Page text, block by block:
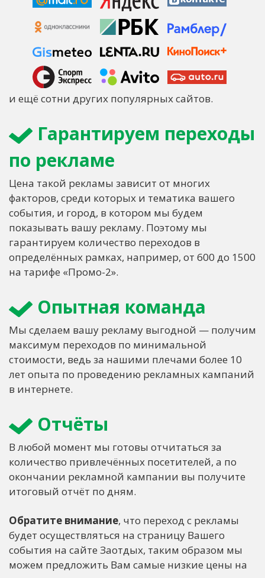
и ещё сотни других популярных сайтов.
Гарантируем переходы
по рекламе
Цена такой рекламы зависит от многих
факторов, среди которых и тематика вашего
события, и город, в котором мы будем
показывать вашу рекламу. Поэтому мы
гарантируем количество переходов в
определённых рамках, например, от 600 до 1500
на тарифе «Промо-2».
Опытная команда
Мы сделаем вашу рекламу выгодной — получим
максимум переходов по минимальной
стоимости, ведь за нашими плечами более 10
лет опыта по проведению рекламных кампаний
в интернете.
Отчёты
В любой момент мы готовы отчитаться за
количество привлечённых посетителей, а по
окончании рекламной кампании вы получите
итоговый отчёт по дням.
Обратите внимание, что переход с рекламы
будет осуществляться на страницу Вашего
события на сайте Заотдых, таким образом мы
можем предложить Вам самые низкие цены на